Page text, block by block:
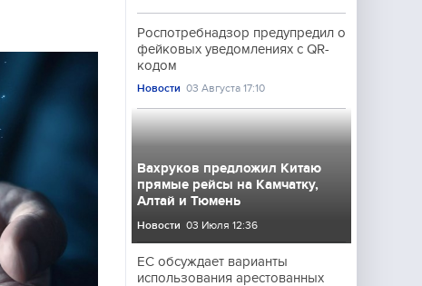
Роспотребнадзор предупредил о
фейковых уведомлениях с QR-
кодом
Новости 03 Августа 17:10
Вахруков предложил Китаю
прямые рейсы на Камчатку,
Алтай и Тюмень
Новости 03 Июля 12:36
ЕС обсуждает варианты
использования арестованных